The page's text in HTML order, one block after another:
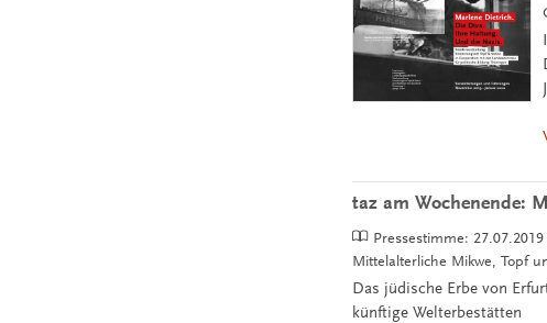
taz am Wochenende:
Pressestimme:
Mittelalterliche Mikwe, Topf
Das jüdische Erbe von
künftige Welterbestätten